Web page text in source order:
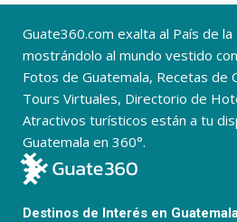
Guate360.com exalta al País de
mostrándolo al mundo vestido
Fotos de Guatemala, Recetas de
Tours Virtuales, Directorio de
Atractivos turísticos están a tu
Guatemala en 360°.
Destinos de Interés en